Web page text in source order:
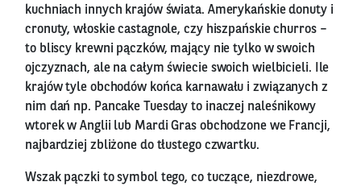
kuchniach innych krajów świata. Amerykańskie donuty i
cronuty, włoskie castagnole, czy hiszpańskie churros –
to bliscy krewni pączków, mający nie tylko w swoich
ojczyznach, ale na całym świecie swoich wielbicieli. Ile
krajów tyle obchodów końca karnawału i związanych z
nim dań np. Pancake Tuesday to inaczej naleśnikowy
wtorek w Anglii lub Mardi Gras obchodzone we Francji,
najbardziej zbliżone do tłustego czwartku.
Wszak pączki to symbol tego, co tuczące, niezdrowe,